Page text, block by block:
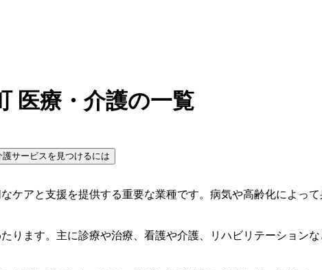
医療・介護の一覧
サービスを見つけるには
ケアと支援を提供する重要な業種です。病気や高齢化によっ
ります。主に診療や治療、看護や介護、リハビリテーション